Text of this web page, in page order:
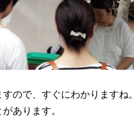
ので、すぐにわかりますね。
あります。